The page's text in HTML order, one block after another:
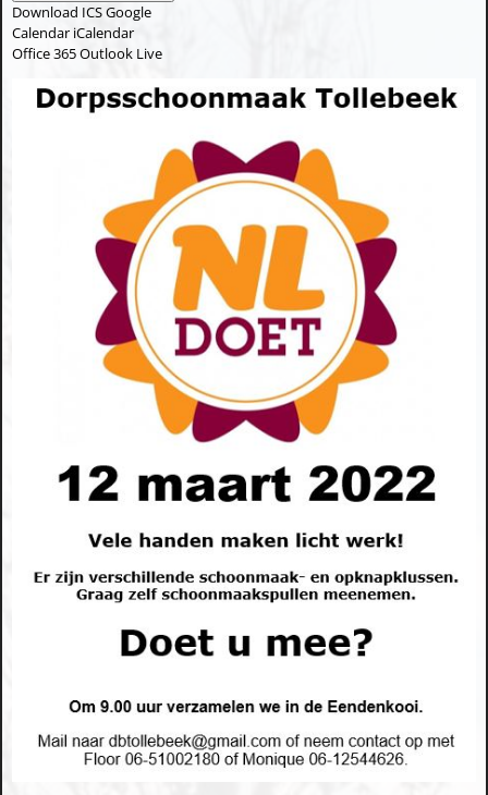
Download ICSGoogle
Calendar iCalendar
Office 365Outlook Live